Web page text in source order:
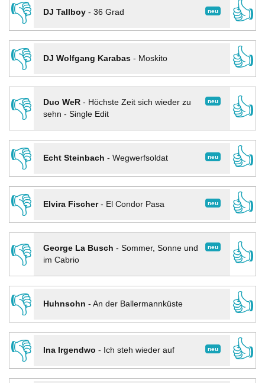
👎 neu
DJ Tallboy- 36 Grad
👍
👎
DJ Wolfgang Karabas- Moskito
👍
👎
neu
Duo WeR- Höchste Zeit sich wieder zu
sehn - Single Edit
👍
👎
neu
Echt Steinbach - Wegwerfsoldat
👍
👎
neu
Elvira Fischer- El Condor Pasa
👍
👎
neu
George La Busch - Sommer, Sonne und
im Cabrio
👍
👎
Huhnsohn - An der Ballermannküste
👍
👎
neu
Ina Irgendwo - Ich steh wieder auf
👍